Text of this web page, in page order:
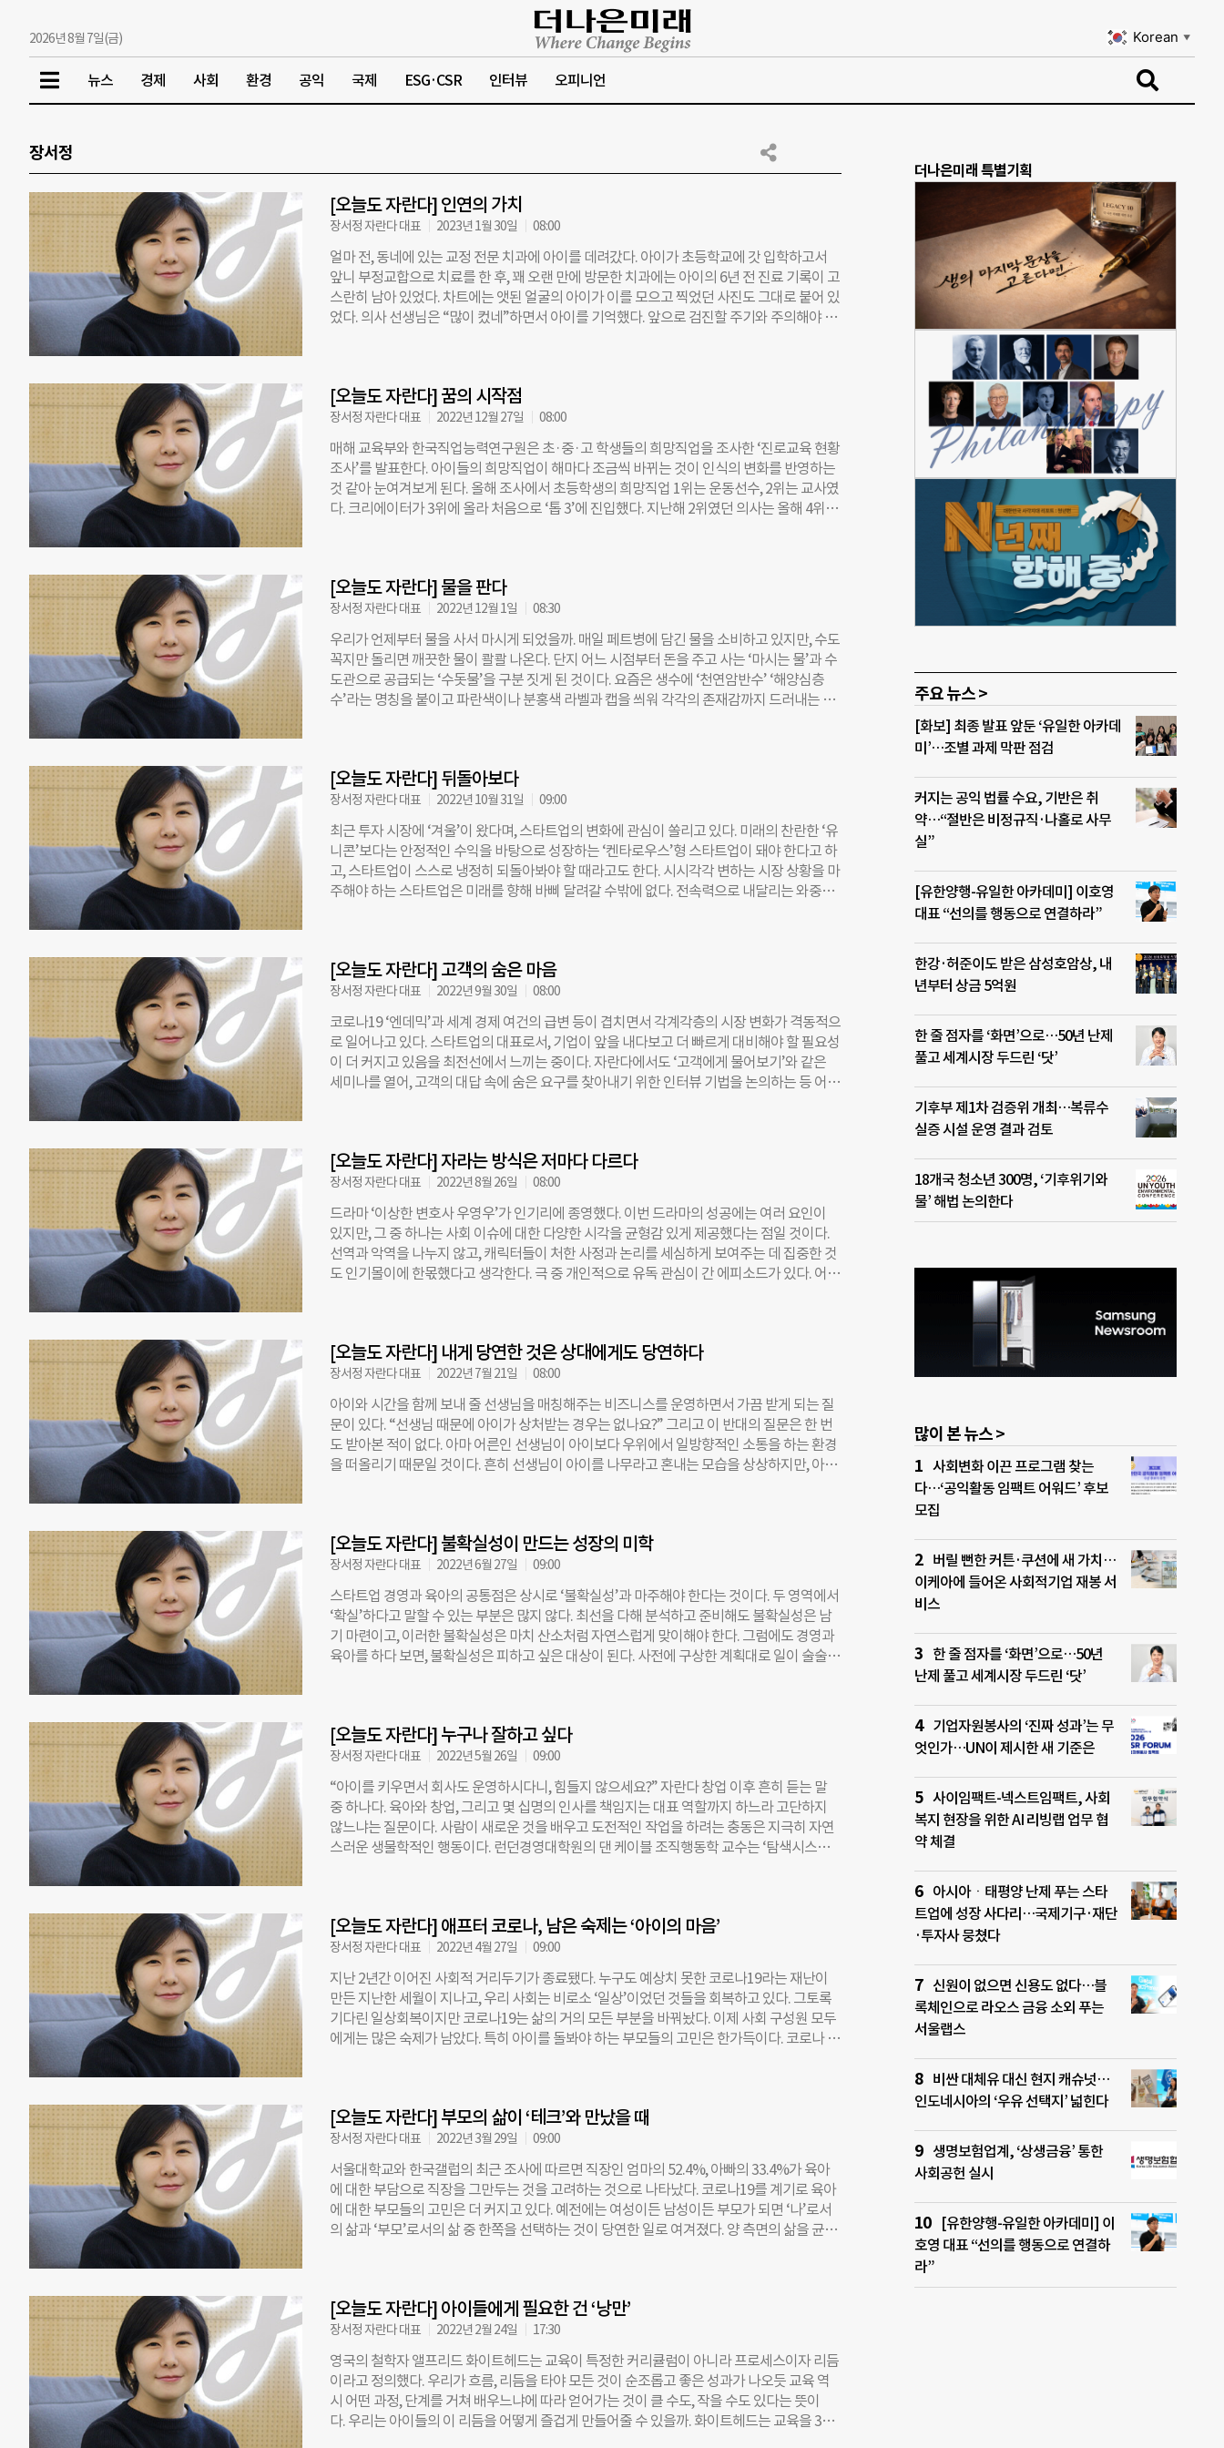
2026년 8월 7일(금) Korean ▼
뉴스 경제 사회 환경 공익 국제 ESG·CSR 인터뷰 오피니언
장서정
[오늘도 자란다] 인연의 가치
장서정 자란다 대표 2023년 1월 30일 08:00
얼마 전, 동네에 있는 교정 전문 치과에 아이를 데려갔다. 아이가 초등학교에 갓 입학하고서
앞니 부정교합으로 치료를 한 후, 꽤 오랜 만에 방문한 치과에는 아이의 6년 전 진료 기록이 고
스란히 남아 있었다. 차트에는 앳된 얼굴의 아이가 이를 모으고 찍었던 사진도 그대로 붙어 있
었다. 의사 선생님은 “많이 컸네”하면서 아이를 기억했다. 앞으로 검진할 주기와 주의해야 하
했다. 선생님은 본인이 아이를 잘 아니까, 일주일에 한 번씩 만나보겠다 했다. 아이는 어릴 적
만났던 선생님에게 이런저런 수다를 하며 속이 시원해진 듯했다. 며칠 전 고객센터에서 상담
이 진행되는 소리가 들렸다. 낯익은 이름이라 물어보니 서비스가 처음 생겼을 때부터 이용했
던 남녀 쌍둥이 부모님과의 통화였다. 당시 일곱살 쌍둥이를 키우던 부모님은 두 아이 성향이
너무 달라, 어려움이 많다고 토로하곤 했다. 여전히 자란다 선생님을 잘 만나고 있다는 사실에
감사한 마음이 들었다. 이용 기록에는 아이들의 성장 흔적이 차곡차곡 쌓여가고 있었다. 시간
이 쌓이면서 만들어진 인연의 가치를 느낄 수 있었던 순간들이다. 시장에 맞춰 빠르게 변화하
유지하는 기간
[오늘도 자란다] 꿈의 시작점
장서정 자란다 대표 2022년 12월 27일 08:00
매해 교육부와 한국직업능력연구원은 초·중·고 학생들의 희망직업을 조사한 ‘진로교육 현황
조사’를 발표한다. 아이들의 희망직업이 해마다 조금씩 바뀌는 것이 인식의 변화를 반영하는
것 같아 눈여겨보게 된다. 올해 조사에서 초등학생의 희망직업 1위는 운동선수, 2위는 교사였
다. 크리에이터가 3위에 올라 처음으로 ‘톱 3’에 진입했다. 지난해 2위였던 의사는 올해 4위가
아직 잘 몰라서’라고 이유를 골랐다. 한창 고민이 많을 중·고등학생이 50%에 가까운 비율로
‘내가 무엇을 좋아하는지 아직 잘 몰라서’라고 답한 것은 이해가 됐지만, 호기심과 에너지가
많을 초등학생의 77%가 자신이 무엇을 좋아하고, 하고 싶어 하는지 모른다는 답을 한 것은
의외였다. 어른들은 아이들이 자신의 흥미와 적성을 찾기까지 어떤 도움을 주고 있을까? 조사
에 따르면, 두 달에 한 번 정도 부모와 아이가 관련 대화를 나누는 경우가 가장 많았다. 주목할
점은 부모 또한 이 과정에서 도움이 필요하다고 응답한 부분이다. 자란다의 자체 설문에서도
부모들은 이렇게 답했다. “무엇이 자신을 행복하게 하는지 뚜렷한 관념을 가진 아이로 키우고
찾고, 그것을 개발하면서 행복에 가까워지는 과정이라고 생각한다. 단순히 성적을 올리는
[오늘도 자란다] 물을 판다
장서정 자란다 대표 2022년 12월 1일 08:30
우리가 언제부터 물을 사서 마시게 되었을까. 매일 페트병에 담긴 물을 소비하고 있지만, 수도
꼭지만 돌리면 깨끗한 물이 콸콸 나온다. 단지 어느 시점부터 돈을 주고 사는 ‘마시는 물’과 수
도관으로 공급되는 ‘수돗물’을 구분 짓게 된 것이다. 요즘은 생수에 ‘천연암반수’ ‘해양심층
수’라는 명칭을 붙이고 파란색이나 분홍색 라벨과 캡을 씌워 각각의 존재감까지 드러내는 시
터로 향했다. 깨끗한 마실 물에 대한 요구는 커졌지만, 생수를 사서 마시는 건 엄연한 불법이
었다. 생수 판매금지가 풀리된 건 국민의 ‘행복추구권’, 즉 깨끗한 물을 마실 수 있는 권리를 침
해한다는 대법원의 판결이 내려지면서다. 국내에서 생수가 상품화된 지 20년 만에, TV 토론
까지 열리는 치열한 사회적 공방을 거치고 나서야 생수 판매는 합법이 되었다. 생수의 판매는
규제 대상이었고, 소비자들은 “물을 사서 마신다고? 말도 안 되는 소리”라고 말하던 1976년,
국내에 생수를 처음으로 상품화했던 업체는 무슨 확신을 갖고 사업을 시작했던 걸까. 물에 값
이 매겨지고, 깨끗한 물을 마실 권리를 전 국민이 외치게 될 날이 올 거라 믿었던 걸까? 마실 물
[오늘도 자란다] 뒤돌아보다
장서정 자란다 대표 2022년 10월 31일 09:00
최근 투자 시장에 ‘겨울’이 왔다며, 스타트업의 변화에 관심이 쏠리고 있다. 미래의 찬란한 ‘유
니콘’보다는 안정적인 수익을 바탕으로 성장하는 ‘켄타로우스’형 스타트업이 돼야 한다고 하
고, 스타트업이 스스로 냉정히 되돌아봐야 할 때라고도 한다. 시시각각 변하는 시장 상황을 마
주해야 하는 스타트업은 미래를 향해 바삐 달려갈 수밖에 없다. 전속력으로 내달리는 와중에
을 맞아 정반대의 길을 걸었던 두 기업의 이야기를 나눠보려 한다. 덴마크 완구 기업 ‘레고
(LEGO)’는 2003년 요르겐비그 크누스토르프 CEO 취임 당시 레고 블록의 특허 종료와 비디
오 게임 등장의 영향으로 ‘혁신의 굴레’에 빠져 있었다. 전방위적인 사업 확장은 회사의 경영
상황을 크게 악화시켰다. 구원투수로 등장한 신임 CEO가 답을 찾을 수 있었던 곳은 70년의
역사를 가진 레고의 기록 보관소였다. 지적성장을 촉진하는 ‘좋은 놀이’를 아이들이 할 수 있
도록 돕는 레고의 초기 사명을 떠올린 것이다. 이후 레고는 회사 이름에 담긴 ‘재미있게 논다
(Leg Godt)’라는 핵심 가치에 집중하면서, 이익이 나지 않는 비주력 사업을 정리했다. 블록
만드는 데 주력한 것이다. 과거의 성공
[오늘도 자란다] 고객의 숨은 마음
장서정 자란다 대표 2022년 9월 30일 08:00
코로나19 ‘엔데믹’과 세계 경제 여건의 급변 등이 겹치면서 각계각층의 시장 변화가 격동적으
로 일어나고 있다. 스타트업의 대표로서, 기업이 앞을 내다보고 더 빠르게 대비해야 할 필요성
이 더 커지고 있음을 최전선에서 느끼는 중이다. 자란다에서도 ‘고객에게 물어보기’와 같은
세미나를 열어, 고객의 대답 속에 숨은 요구를 찾아내기 위한 인터뷰 기법을 논의하는 등 어떻
떤 요구를 가장 본질적인 것으로 포착해서 서비스에 반영할지는 기업이 결정할 몫이다. 그 결
정의 차이는 때로는 매우 크게 나타난다. 데이터 전문가 세스 스티븐스 다비도위츠는 저서 ‘모
두 거짓말을 한다’에서 넷플릭스의 사례를 소개한다. 넷플릭스 창업 초기에 사용자들에게 보
고 싶은 영화에 대해 물으면, 사용자들은 다큐멘터리나 심오한 외국 영화를 많이 골랐다고 한
다. 그러나 실제로 그들이 즐겨보는 건 코미디나 로맨스 영화였고, 고객이 솔직하지 않을 수
있다는 것을 데이터로 확인한 넷플릭스는 시청 이력 위주로 추천 방식을 바꿔 큰 성공을 거뒀
다. 자란다는 부모가 아이를 위해 사용하는 서비스다. 부모님이 서비스를 신청하지만 선생님
님이 방문 후 기록한 수업내용, 관찰내용을 비교해보기도 하고, 이 만남이 얼마나
[오늘도 자란다] 자라는 방식은 저마다 다르다
장서정 자란다 대표 2022년 8월 26일 08:00
드라마 ‘이상한 변호사 우영우’가 인기리에 종영했다. 이번 드라마의 성공에는 여러 요인이
있지만, 그 중 하나는 사회 이슈에 대한 다양한 시각을 균형감 있게 제공했다는 점일 것이다.
선역과 악역을 나누지 않고, 캐릭터들이 처한 사정과 논리를 세심하게 보여주는 데 집중한 것
도 인기몰이에 한몫했다고 생각한다. 극 중 개인적으로 유독 관심이 간 에피소드가 있다. 어린
학’이 이슈가 되면서 해당 방송은 사람들에게 ‘아이들을 위한 것이 무엇일까’라는 질문을 던
졌다. 하지만 시의적절하게 이슈를 탄 이 에피소드에서 아쉬웠던 점은 아이들의 엄마를 표현
하는 방식이었다. 극 중에서 그는 “대한민국 어린이의 적(敵)은 학교와 학원, 그리고 부모이
며, 그들은 행복한 어린이, 건강한 어린이를 두려워한다”고 말한다. 부모들은 아이의 행복이
성적과 좋은 대학에 있다고 믿는 사람들로 그려졌다. 마음이 불편했다. 아이를 늦게까지 학원
에 보내는 부모는 아이의 행복보다 성적을 바라는 존재이고, 학원에서 늦게까지 공부하는 아
이들은 불행한 아이일까. 부모마다 아이에게 길을 열어 주는 방식이 다른 건 아닐까. 아이가
는 것이다. 모든 아이가 다르고, 모든 가정의 환경과 가치관이 다른 만큼 교육과
[오늘도 자란다] 내게 당연한 것은 상대에게도 당연하다
장서정 자란다 대표 2022년 7월 21일 08:00
아이와 시간을 함께 보내 줄 선생님을 매칭해주는 비즈니스를 운영하면서 가끔 받게 되는 질
문이 있다. “선생님 때문에 아이가 상처받는 경우는 없나요?” 그리고 이 반대의 질문은 한 번
도 받아본 적이 없다. 아마 어른인 선생님이 아이보다 우위에서 일방향적인 소통을 하는 환경
을 떠올리기 때문일 것이다. 흔히 선생님이 아이를 나무라고 혼내는 모습을 상상하지만, 아이
와 같이 수요자와 공급자, 양쪽을 연결해주는 플랫폼을 ‘매치메이커’라 한다. 서로 필요한 것
을 줄 수 있는 관계를 적절하게 매칭하는 것이 곧 플랫폼의 역할이다. 쌍방의 니즈가 한 점에
서 만나기 때문에 일방향적인 요구 관계는 성립하지 않는다. 내가 충분히 할 수 있고 어렵지
않은 것을 맡기기 위해 굳이 비용을 지불하는 경우는 없다. 시간이 부족하거나 일을 처리할 에
너지 혹은 전문성이 부족할 때, 다른 사람의 시간과 수고를 플랫폼을 통해 구하는 것이다. 때
문에, 내가 플랫폼에 투입한 금전이 소중한 만큼, 상대방이 투입한 시간과 수고 역시 소중하게
바라봐야 한다. 자란다에서는 선생님의 활동이 금지될 정도로 치명적인 것이 ‘당일 취소’와
플랫폼에서는 견적요청서만 올려놓고서 프리랜서가 플랫폼에
[오늘도 자란다] 불확실성이 만드는 성장의 미학
장서정 자란다 대표 2022년 6월 27일 09:00
스타트업 경영과 육아의 공통점은 상시로 ‘불확실성’과 마주해야 한다는 것이다. 두 영역에서
‘확실’하다고 말할 수 있는 부분은 많지 않다. 최선을 다해 분석하고 준비해도 불확실성은 남
기 마련이고, 이러한 불확실성은 마치 산소처럼 자연스럽게 맞이해야 한다. 그럼에도 경영과
육아를 하다 보면, 불확실성은 피하고 싶은 대상이 된다. 사전에 구상한 계획대로 일이 술술
장되면서 나의 통제 안에 있거나 확신을 가지고 결정할 수 있는 일은 점차 줄어들게 됐다. 아
이들 역시 부모인 나만큼은 누구보다 아이를 잘 알고 있다 생각하고 성장모습을 예측한다. 하
지만 친구나 선생님에게 영향을 받고 본인의 생각이 커지면서 그동안 보지 못했던 강점이나
약점이 강화되는 모습을 보여줬다. 그렇다면 우리는 경영을 하며, 또 아이를 키우며 생기는 불
확실성을 어떻게 다뤄야 할까? 글로벌 컨설팅기업 맥킨지의 휴 커트니는 불확실성을 4단계
로 구분했다. 단 하나의 예측을 내놓을 수 있는 경우는 1단계 ‘확실한 미래’, 몇 개의 대안적인
시나리오로 미래를 예측해볼 수 있는 경우는 2단계 ‘대안이 있는 미래’로 분류된다. 여러 개의
래’에
[오늘도 자란다] 누구나 잘하고 싶다
장서정 자란다 대표 2022년 5월 26일 09:00
“아이를 키우면서 회사도 운영하시다니, 힘들지 않으세요?” 자란다 창업 이후 흔히 듣는 말
중 하나다. 육아와 창업, 그리고 몇 십명의 인사를 책임지는 대표 역할까지 하느라 고단하지
않느냐는 질문이다. 사람이 새로운 것을 배우고 도전적인 작업을 하려는 충동은 지극히 자연
스러운 생물학적인 행동이다. 런던경영대학원의 댄 케이블 조직행동학 교수는 ‘탐색시스
춘 조직 안에서 도파민을 생성하며 더 즐겁게 일하게 된다고 정의했다. 6년이라는 짧다면 짧
고 길다면 긴 시간을 겪으면서 탐색, 실험, 학습이라는 조직의 체계를 구축하는 일이 얼마나
어려운지를 체감하고 있다. 그동안 여러 가지 감정적, 물리적 수업료를 내며 위와 같은 조직의
체계를 구축하기 위해서 먼저 리더가 가져야 할 태도, 마음가짐이 있다는 것도 깨달았다. 가장
첫 번째 태도는 회사 구성원이 스스로 생각하고 헤쳐나가는 힘을 키우도록 기다리는 것이다.
자신의 강점을 발휘해서 문제를 해결한 경험을 가졌을 때 그 강점을 발휘하려는 욕구가 충만
해지고 능동적으로 변하게 된다고 한다. 나는 그 과정을 지켜본 후에야 한발 물러서서 구성원
고 업무효율도 떨어졌다. 당시엔 무척 혼란스러웠다. ‘아니, 스스로 할 수 있도록
[오늘도 자란다] 애프터 코로나, 남은 숙제는 ‘아이의 마음’
장서정 자란다 대표 2022년 4월 27일 09:00
지난 2년간 이어진 사회적 거리두기가 종료됐다. 누구도 예상치 못한 코로나19라는 재난이
만든 지난한 세월이 지나고, 우리 사회는 비로소 ‘일상’이었던 것들을 회복하고 있다. 그토록
기다린 일상회복이지만 코로나19는 삶의 거의 모든 부분을 바꿔놨다. 이제 사회 구성원 모두
에게는 많은 숙제가 남았다. 특히 아이를 돌봐야 하는 부모들의 고민은 한가득이다. 코로나 기
19 이전보다 우울해졌다고 답했고 불안해졌다는 응답 비율은 26%로 나타났다. 조사한 학생
가운데 43%는 코로나19 이후 학업 스트레스가 늘어났다고 답했고, 교우관계가 나빠졌다는
학생도 31.5%, 선생님과의 관계가 멀어졌다는 학생도 20%나 됐다. 코로나 기간 아이들의
‘마음 관리’는 사각지대에 놓였다. 학업 성적 향상을 위한 대안은 학원, 과외, 학습지, 온라인
강의 등으로 넘쳐났다. 하지만 아이들의 마음을 듣고 보살펴줄 수 있는 솔루션은 우리 사회에
거의 존재하지 않았다. 그간 아이들의 마음 관리는 학교와 친구들에게 상당 부분 의지해왔는
데, 코로나19가 등교를 가로막자 가정에서도 뾰족한 방도가 없었던 것이다. 지난 6개월간 부
다. 특히 아이가 자신의 생각을 말로 잘 표현할 수 있도록 대화를 나눠달라는 요청이 많았다.
‘아이의 이야기를
[오늘도 자란다] 부모의 삶이 ‘테크’와 만났을 때
장서정 자란다 대표 2022년 3월 29일 09:00
서울대학교와 한국갤럽의 최근 조사에 따르면 직장인 엄마의 52.4%, 아빠의 33.4%가 육아
에 대한 부담으로 직장을 그만두는 것을 고려하는 것으로 나타났다. 코로나19를 계기로 육아
에 대한 부모들의 고민은 더 커지고 있다. 예전에는 여성이든 남성이든 부모가 되면 ‘나’로서
의 삶과 ‘부모’로서의 삶 중 한쪽을 선택하는 것이 당연한 일로 여겨졌다. 양 측면의 삶을 균형
서도 부모 역할을 충실히 해 나가가는 방법을 찾고 있다. 육아에 몰입하는 시간을 본인의 자유
의지로 선택하면서, 일에 몰입할 때는 그에 맞는 아웃소싱과 테크 솔루션을 영리하게 이용하
고 있다. 커리어가 단절돼 나 자신은 사회에서 없어진 듯한 상실감을 느끼거나, 반대로 일하느
라 아이에게 늘 부족한 부모라는 부채감을 느끼는 이런 양가감정 없이 부모와 아이의 삶이 모
두 만족스러울 때 비로소 가정이 편안하고 아이도 부모도 행복해진다. 이미 해외에서는 부모
의 부담을 덜고 육아에 필요한 솔루션을 제공하는 ‘페어런트 테크(Parent Tech)’에 대한 투
자가 늘고 있다. 온라인 기반의 유아용품 쇼핑 플랫폼인 ‘베이비리스트’ 와 아이를 위한 금융
[오늘도 자란다] 아이들에게 필요한 건 ‘낭만’
장서정 자란다 대표 2022년 2월 24일 17:30
영국의 철학자 앨프리드 화이트헤드는 교육이 특정한 커리큘럼이 아니라 프로세스이자 리듬
이라고 정의했다. 우리가 흐름, 리듬을 타야 모든 것이 순조롭고 좋은 성과가 나오듯 교육 역
시 어떤 과정, 단계를 거쳐 배우느냐에 따라 얻어가는 것이 클 수도, 작을 수도 있다는 뜻이
다. 우리는 아이들의 이 리듬을 어떻게 즐겁게 만들어줄 수 있을까. 화이트헤드는 교육을 3단
더나은미래 특별기획
주요 뉴스 >
[화보] 최종 발표 앞둔 ‘유일한 아카데
미’…조별 과제 막판 점검
커지는 공익 법률 수요, 기반은 취
약…“절반은 비정규직·나홀로 사무
실”
[유한양행-유일한 아카데미] 이호영
대표 “선의를 행동으로 연결하라”
한강·허준이도 받은 삼성호암상, 내
년부터 상금 5억원
한 줄 점자를 ‘화면’으로…50년 난제
풀고 세계시장 두드린 ‘닷’
기후부 제1차 검증위 개최…복류수
실증 시설 운영 결과 검토
18개국 청소년 300명, ‘기후위기와
물’ 해법 논의한다
많이 본 뉴스 >
사회변화 이끈 프로그램 찾는
다…‘공익활동 임팩트 어워드’ 후보
모집
버릴 뻔한 커튼·쿠션에 새 가치…
이케아에 들어온 사회적기업 재봉 서
비스
한 줄 점자를 ‘화면’으로…50년
난제 풀고 세계시장 두드린 ‘닷’
기업자원봉사의 ‘진짜 성과’는 무
엇인가…UN이 제시한 새 기준은
사이임팩트-넥스트임팩트, 사회
복지 현장을 위한 AI 리빙랩 업무 협
약 체결
아시아ㆍ태평양 난제 푸는 스타
트업에 성장 사다리…국제기구·재단
·투자사 뭉쳤다
신원이 없으면 신용도 없다…블
록체인으로 라오스 금융 소외 푸는
서울랩스
비싼 대체유 대신 현지 캐슈넛…
인도네시아의 ‘우유 선택지’ 넓힌다
생명보험업계, ‘상생금융’ 통한
사회공헌 실시
[유한양행-유일한 아카데미] 이
호영 대표 “선의를 행동으로 연결하
라”